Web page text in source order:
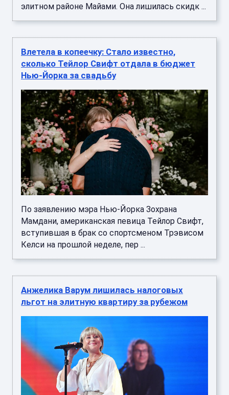
элитном районе Майами. Она лишилась скидк ...
Влетела в копеечку: Стало известно,
сколько Тейлор Свифт отдала в бюджет
Нью-Йорка за свадьбу
По заявлению мэра Нью-Йорка Зохрана
Мамдани, американская певица Тейлор Свифт,
вступившая в брак со спортсменом Трэвисом
Келси на прошлой неделе, пер ...
Анжелика Варум лишилась налоговых
льгот на элитную квартиру за рубежом